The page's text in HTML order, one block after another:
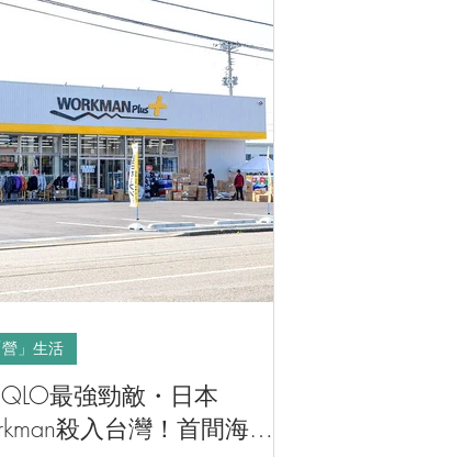
露營・遠足熱點
最強勁敵・日本
殺入台灣！首間海外
」生活